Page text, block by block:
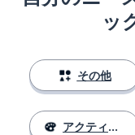
ッ
その他
アクティビティ